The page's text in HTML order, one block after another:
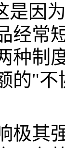
是因
经常
种制
的"不
极其